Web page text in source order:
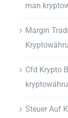
man
Margin
Cfd Krypto
Steuer Auf